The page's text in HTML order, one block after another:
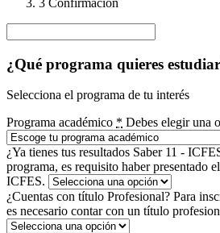
3 Confirmación
¿Qué programa quieres
Selecciona el programa de tu interés
Programa académico * Debes elegir una
¿Ya tienes tus resultados Saber 11 -
programa, es requisito haber presentado
ICFES.
¿Cuentas con título Profesional? Para
es necesario contar con un título